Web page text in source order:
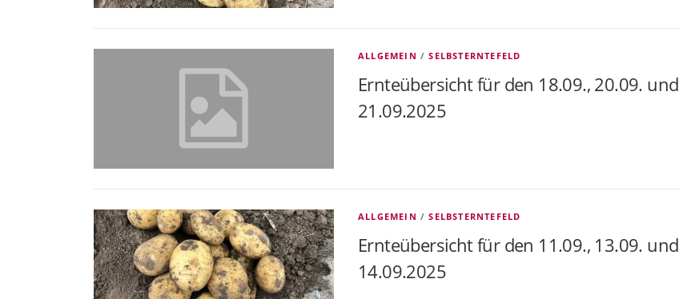
ALLGEMEIN /SELBSTERNTEFELD
Ernteübersicht für den 18.09., 20.09. und
21.09.2025
ALLGEMEIN /SELBSTERNTEFELD
Ernteübersicht für den 11.09., 13.09. und
14.09.2025